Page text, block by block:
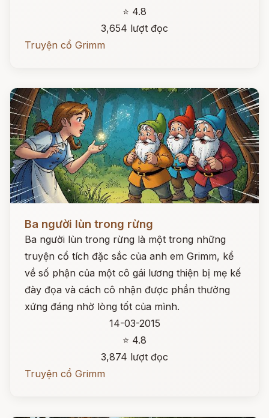
⭐ 4.8
3,654 lượt đọc
Truyện cổ Grimm
Ba người lùn trong rừng
Ba người lùn trong rừng là một trong những
truyện cổ tích đặc sắc của anh em Grimm, kể
về số phận của một cô gái lương thiện bị mẹ kế
đày đọa và cách cô nhận được phần thưởng
xứng đáng nhờ lòng tốt của mình.
14-03-2015
⭐ 4.8
3,874 lượt đọc
Truyện cổ Grimm